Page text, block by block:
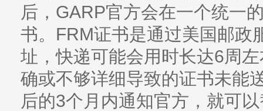
后，GARP官方会在一个统一
书。FRM证书是通过美国邮政
址，快递可能会用时长达6周
确或不够详细导致的证书未能
后的3个月内通知官方，就可